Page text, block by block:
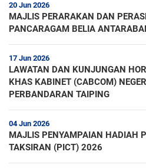
20 Jun 2026
MAJLIS PERARAKAN DAN
PANCARAGAM BELIA
17 Jun 2026
LAWATAN DAN KUNJUNGAN
KHAS KABINET (CABCOM)
PERBANDARAN TAIPING
04 Jun 2026
MAJLIS PENYAMPAIAN HADIAH
TAKSIRAN (PICT) 2026